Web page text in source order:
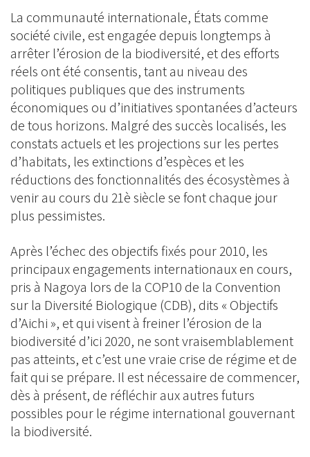
La communauté internationale, États comme
société civile, est engagée depuis longtemps à
arrêter l’érosion de la biodiversité, et des efforts
réels ont été consentis, tant au niveau des
politiques publiques que des instruments
économiques ou d’initiatives spontanées d’acteurs
de tous horizons. Malgré des succès localisés, les
constats actuels et les projections sur les pertes
d’habitats, les extinctions d’espèces et les
réductions des fonctionnalités des écosystèmes à
venir au cours du 21è siècle se font chaque jour
plus pessimistes.
Après l’échec des objectifs fixés pour 2010, les
principaux engagements internationaux en cours,
pris à Nagoya lors de la COP10 de la Convention
sur la Diversité Biologique (CDB), dits « Objectifs
d’Aichi », et qui visent à freiner l’érosion de la
biodiversité d’ici 2020, ne sont vraisemblablement
pas atteints, et c’est une vraie crise de régime et de
fait qui se prépare. Il est nécessaire de commencer,
dès à présent, de réfléchir aux autres futurs
possibles pour le régime international gouvernant
la biodiversité.